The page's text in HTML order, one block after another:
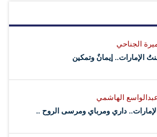
القائمة على البيانات، في تعزيز المنظومة
تسارع الطلب على قدرات الذكاء
للتطوير. وأفاد بأن تأسيس المقر في مركز
مع القطاع…
الجناحي
الإمارات.. إيمانٌ وتمكين
الهاشمي
الإمارات.. داري ومرباي ومرسى الروح ..